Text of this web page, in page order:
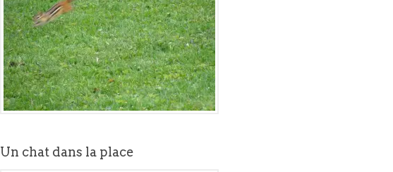
Un chat dans la place